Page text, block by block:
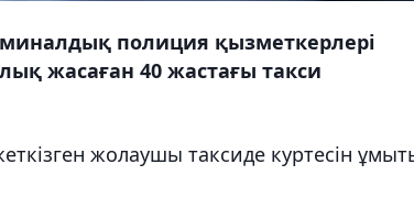
полиция қызметкерлері
жасаған 40 жастағы такси
жолаушы таксиде куртесін